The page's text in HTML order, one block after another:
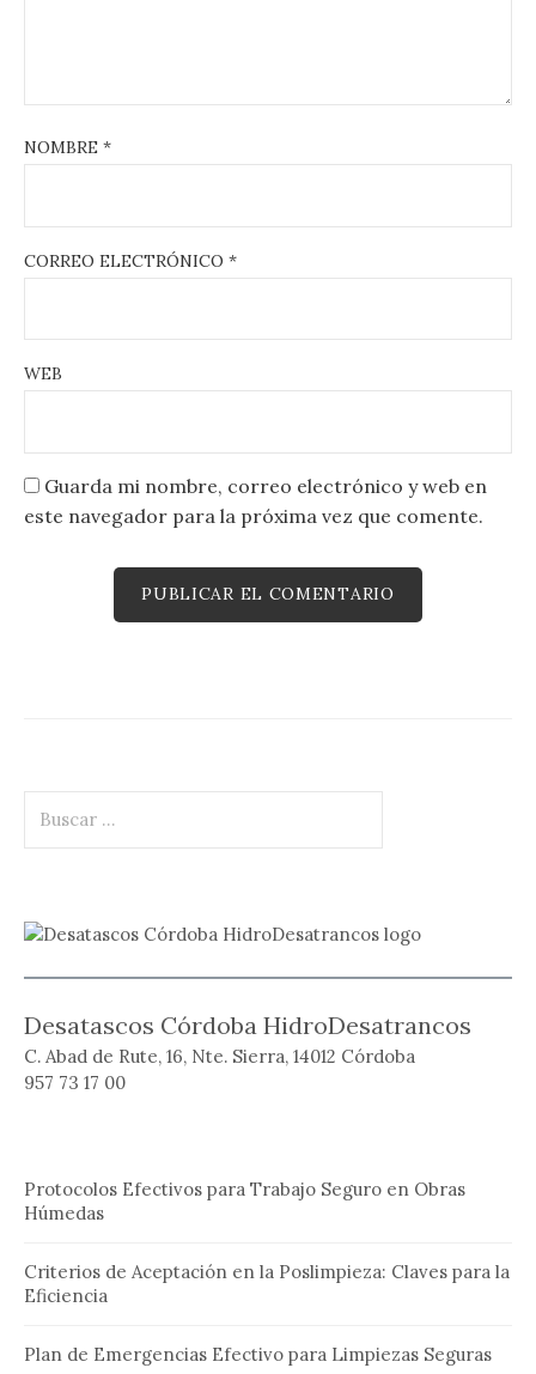
NOMBRE *
CORREO ELECTRÓNICO *
WEB
Guarda mi nombre, correo electrónico y web en
este navegador para la próxima vez que comente.
Desatascos Córdoba HidroDesatrancos
C. Abad de Rute, 16, Nte. Sierra, 14012 Córdoba
957 73 17 00
Protocolos Efectivos para Trabajo Seguro en Obras
Húmedas
Criterios de Aceptación en la Poslimpieza: Claves para la
Eficiencia
Plan de Emergencias Efectivo para Limpiezas Seguras